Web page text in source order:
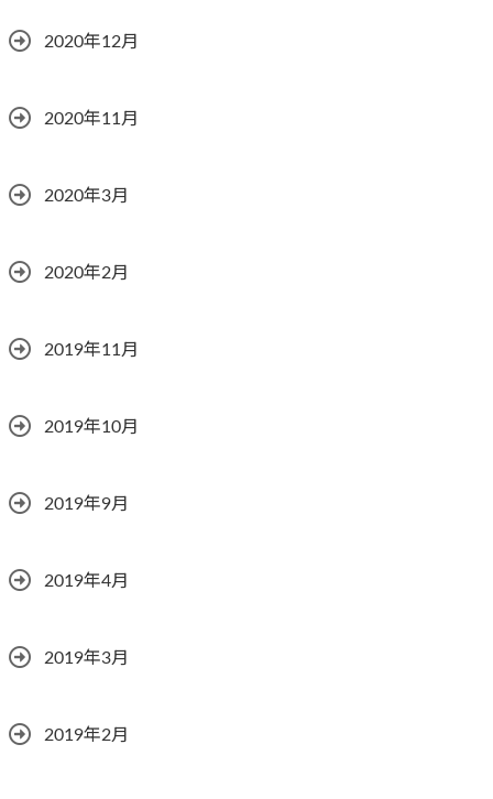
2020年12月
2020年11月
2020年3月
2020年2月
2019年11月
2019年10月
2019年9月
2019年4月
2019年3月
2019年2月